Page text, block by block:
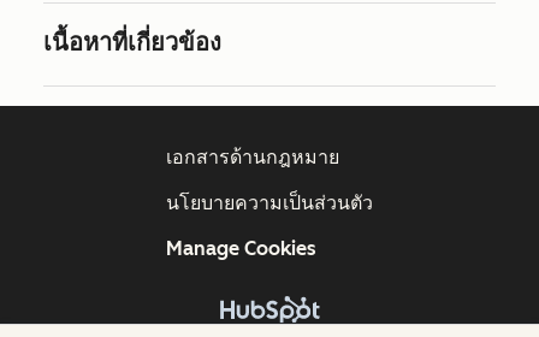
เนื้อหาที่เกี่ยวข้อง
เอกสารด้านกฎหมาย
นโยบายความเป็นส่วนตัว
Manage Cookies